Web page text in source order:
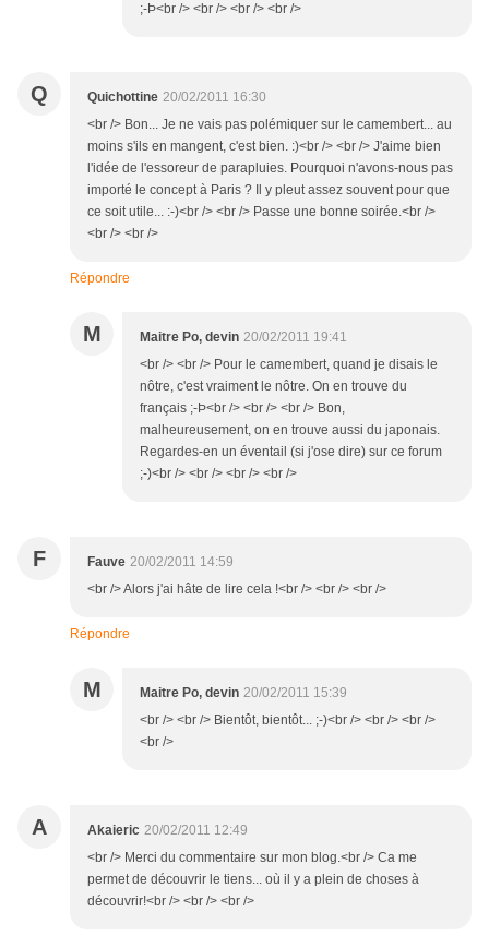
;-Þ<br /> <br /> <br /> <br />
Q Quichottine 20/02/2011 16:30
<br /> Bon... Je ne vais pas polémiquer sur le camembert... au
moins s'ils en mangent, c'est bien. :)<br /> <br /> J'aime bien
l'idée de l'essoreur de parapluies. Pourquoi n'avons-nous pas
importé le concept à Paris ? Il y pleut assez souvent pour que
ce soit utile... :-)<br /> <br /> Passe une bonne soirée.<br />
<br /> <br />
Répondre
M Maitre Po, devin 20/02/2011 19:41
<br /> <br /> Pour le camembert, quand je disais le
nôtre, c'est vraiment le nôtre. On en trouve du
français ;-Þ<br /> <br /> <br /> Bon,
malheureusement, on en trouve aussi du japonais.
Regardes-en un éventail (si j'ose dire) sur ce forum
;-)<br /> <br /> <br /> <br />
F Fauve 20/02/2011 14:59
<br /> Alors j'ai hâte de lire cela !<br /> <br /> <br />
Répondre
M Maitre Po, devin 20/02/2011 15:39
<br /> <br /> Bientôt, bientôt... ;-)<br /> <br /> <br />
<br />
A Akaieric 20/02/2011 12:49
<br /> Merci du commentaire sur mon blog.<br /> Ca me
permet de découvrir le tiens... où il y a plein de choses à
découvrir!<br /> <br /> <br />